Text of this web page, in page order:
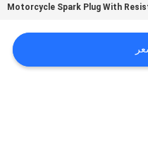
Motorcycle Spark Plug With